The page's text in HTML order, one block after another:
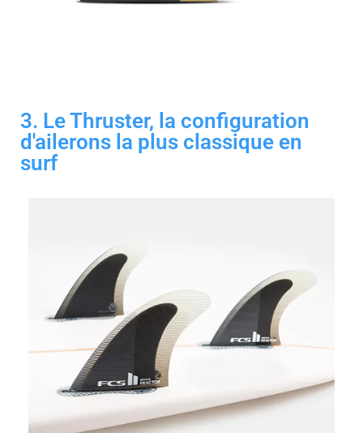
3. Le Thruster, la configuration
d'ailerons la plus classique en
surf